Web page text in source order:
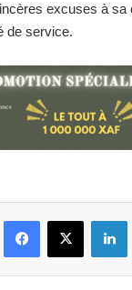
excuses à
de service.
FacebookX